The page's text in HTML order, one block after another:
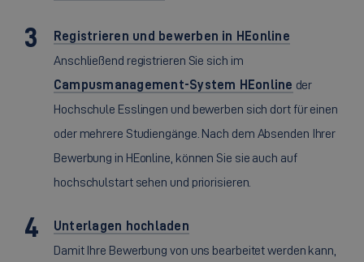
Registrieren und bewerben in HEonline
Anschließend registrieren Sie sich im
Campusmanagement-System HEonline der
Hochschule Esslingen und bewerben sich dort für einen
oder mehrere Studiengänge. Nach dem Absenden Ihrer
Bewerbung in HEonline, können Sie sie auch auf
hochschulstart sehen und priorisieren.
Unterlagen hochladen
Damit Ihre Bewerbung von uns bearbeitet werden kann,